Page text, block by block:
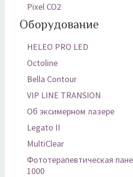
Pixel CO2
Оборудование
HELEO PRO LED
Octoline
Bella Contour
VIP LINE TRANSION
Об эксимерном лазере
Legato II
MultiClear
Фототерапевтическая
1000